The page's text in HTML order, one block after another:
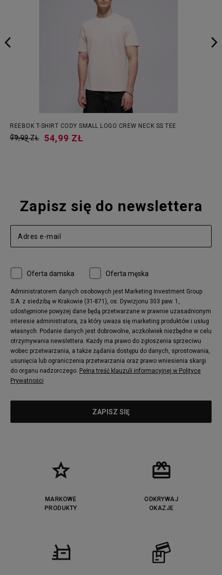
REEBOK T-SHIRT CODY SMALL LOGO CREW NECK SS TEE
99,99 ZŁ 54,99 ZŁ
Zapisz się do newslettera
Oferta damska Oferta męska
Administratorem danych osobowych jest Marketing Investment Group
S.A. z siedzibą w Krakowie (31-871), os. Dywizjonu 303 paw. 1,
udostępnione powyżej dane będą przetwarzane w prawnie uzasadnionym
interesie administratora, za który uważa się marketing produktów i usług
własnych. Podanie danych jest dobrowolne, aczkolwiek niezbędne w celu
otrzymywania newslettera. Każdy ma prawo do zgłoszenia sprzeciwu
wobec przetwarzania, a także żądania dostępu do danych, sprostowania,
usunięcia lub ograniczenia przetwarzania oraz prawo wniesienia skargi
do organu nadzorczego. Pełna treść klauzuli informacyjnej w Polityce
Prywatności
MARKOWE
PRODUKTY
ODKRYWAJ
OKAZJE